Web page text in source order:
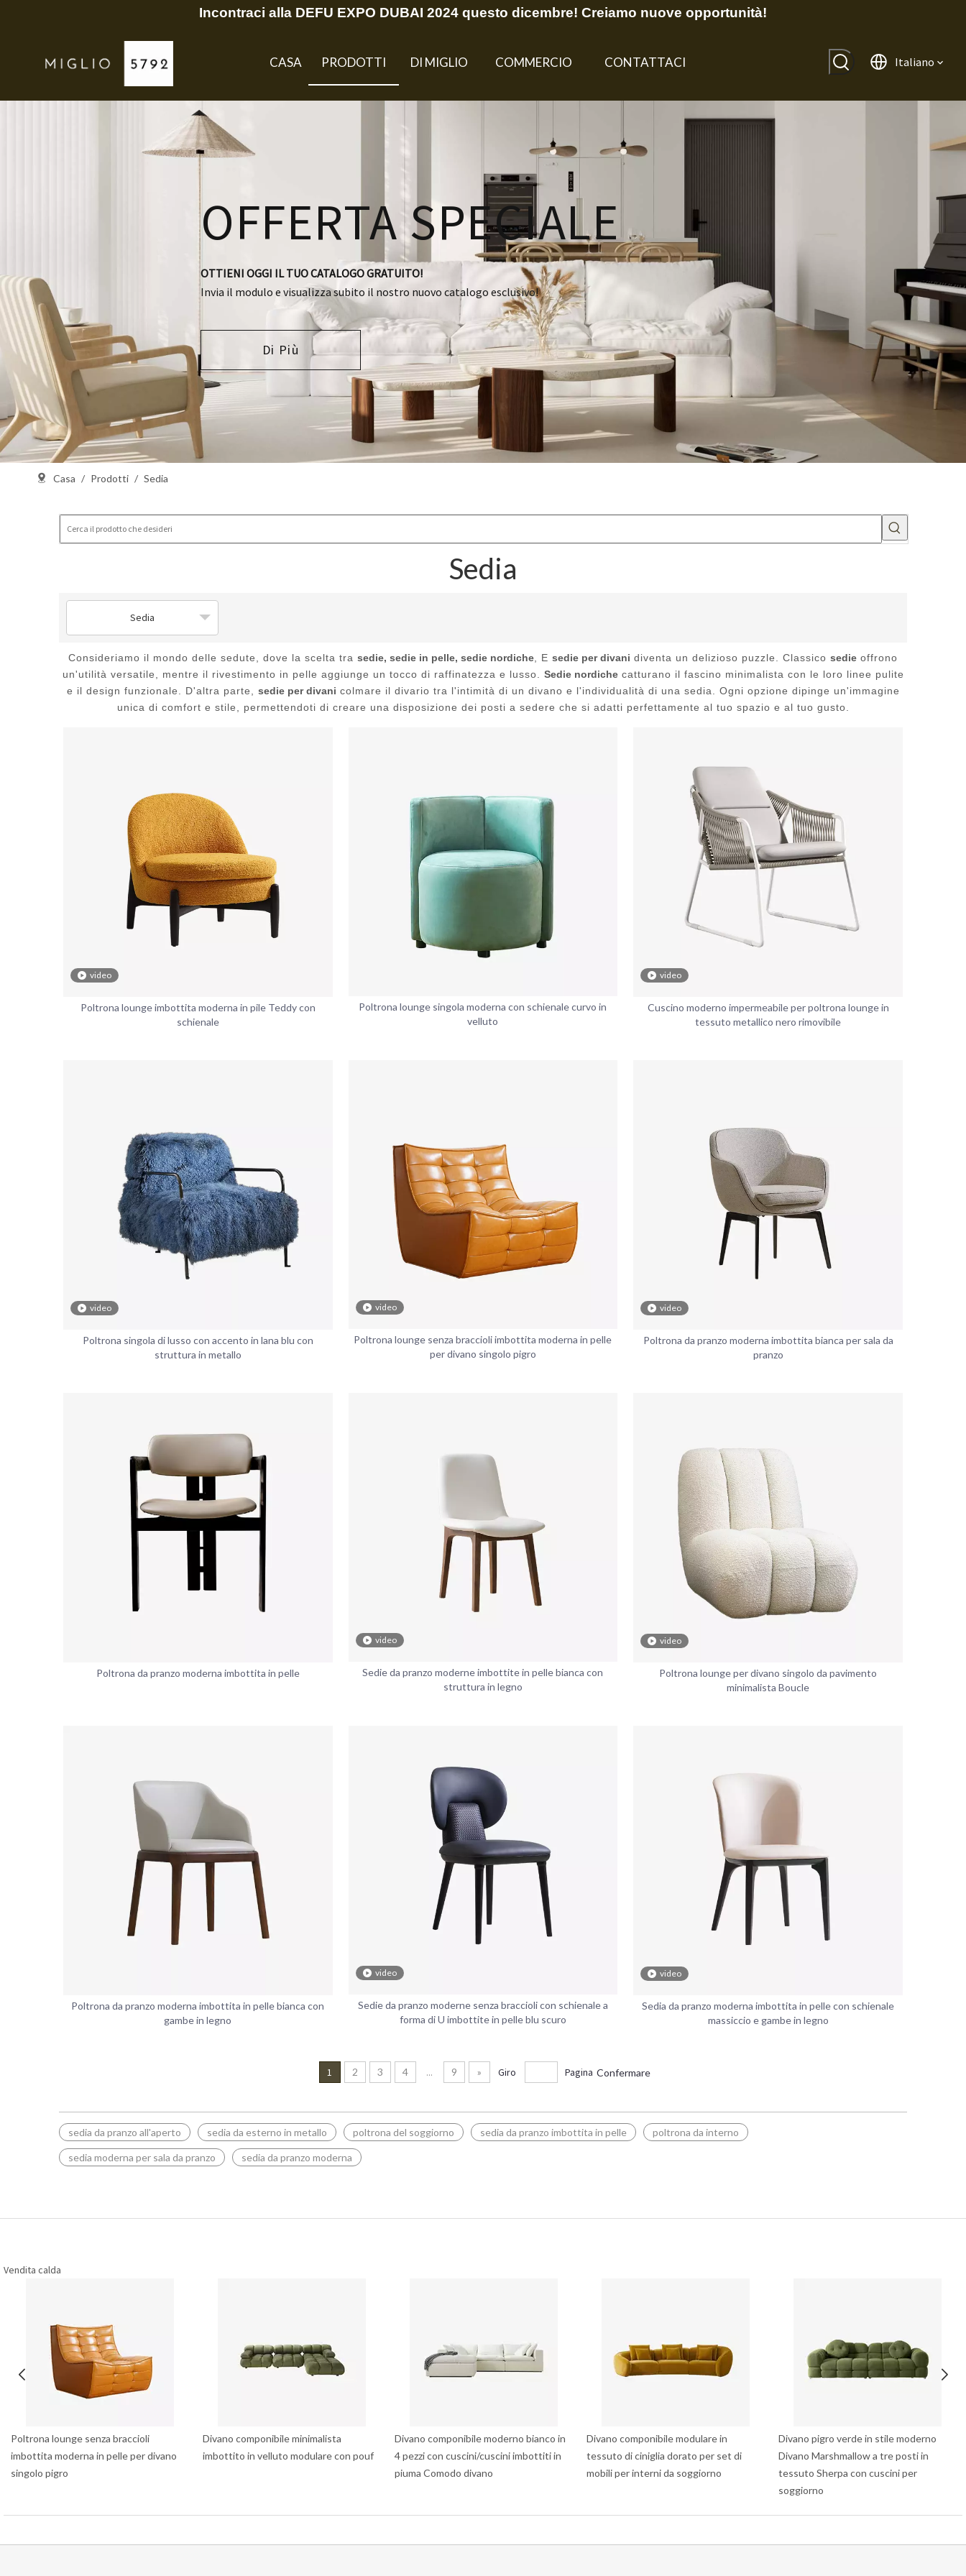
Incontraci alla DEFU EXPO DUBAI 2024 questo dicembre! Creiamo nuove opportunità!
CASA PRODOTTI DI MIGLIO COMMERCIO CONTATTACI Italiano
OFFERTA SPECIALE
OTTIENI OGGI IL TUO CATALOGO GRATUITO!
Invia il modulo e visualizza subito il nostro nuovo catalogo esclusivo!
Di Più
Casa / Prodotti / Sedia
Sedia
Sedia
Consideriamo il mondo delle sedute, dove la scelta tra sedie, sedie in pelle, sedie nordiche , E sedie per divani diventa un delizioso puzzle. Classico sedie offrono
un'utilità versatile, mentre il rivestimento in pelle aggiunge un tocco di raffinatezza e lusso. Sedie nordichecatturano il fascino minimalista con le loro linee pulite
e il design funzionale. D'altra parte, sedie per divani colmare il divario tra l'intimità di un divano e l'individualità di una sedia. Ogni opzione dipinge un'immagine
unica di comfort e stile, permettendoti di creare una disposizione dei posti a sedere che si adatti perfettamente al tuo spazio e al tuo gusto.
video
Poltrona lounge imbottita moderna in pile Teddy con
schienale
Poltrona lounge singola moderna con schienale curvo in
velluto
video
Cuscino moderno impermeabile per poltrona lounge in
tessuto metallico nero rimovibile
video
Poltrona singola di lusso con accento in lana blu con
struttura in metallo
video
Poltrona lounge senza braccioli imbottita moderna in pelle
per divano singolo pigro
video
Poltrona da pranzo moderna imbottita bianca per sala da
pranzo
Poltrona da pranzo moderna imbottita in pelle
video
Sedie da pranzo moderne imbottite in pelle bianca con
struttura in legno
video
Poltrona lounge per divano singolo da pavimento
minimalista Boucle
Poltrona da pranzo moderna imbottita in pelle bianca con
gambe in legno
video
Sedie da pranzo moderne senza braccioli con schienale a
forma di U imbottite in pelle blu scuro
video
Sedia da pranzo moderna imbottita in pelle con schienale
massiccio e gambe in legno
1 2 3 4 ... 9 » Giro Pagina Confermare
sedia da pranzo all'aperto sedia da esterno in metallo poltrona del soggiorno sedia da pranzo imbottita in pelle poltrona da interno
sedia moderna per sala da pranzo sedia da pranzo moderna
Vendita calda
Poltrona lounge senza braccioli
imbottita moderna in pelle per divano
singolo pigro
Divano componibile minimalista
imbottito in velluto modulare con pouf
Divano componibile moderno bianco in
4 pezzi con cuscini/cuscini imbottiti in
piuma Comodo divano
Divano componibile modulare in
tessuto di ciniglia dorato per set di
mobili per interni da soggiorno
Divano pigro verde in stile moderno
Divano Marshmallow a tre posti in
tessuto Sherpa con cuscini per
soggiorno